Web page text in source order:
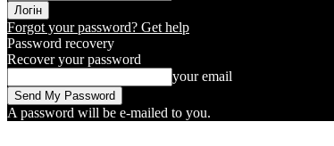
Forgot your password? Get help
Password recovery
Recover your password
your email
A password will be e-mailed to you.